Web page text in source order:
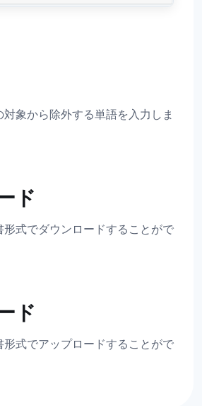
象から除外する単語を入力しま
ド
式でダウンロードすることがで
ド
式でアップロードすることがで